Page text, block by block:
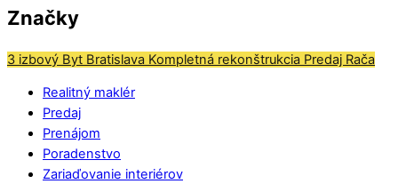
Značky
3 izbový Byt Bratislava Kompletná rekonštrukcia Predaj Rača
Realitný maklér
Predaj
Prenájom
Poradenstvo
Zariaďovanie interiérov